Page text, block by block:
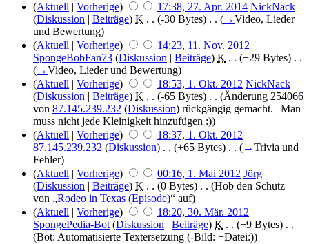
(Aktuell | Vorherige) 17:38, 27. Apr. 2014 NickNack
(Diskussion | Beiträge) K . . (-30 Bytes) ‎ . . (→Video, Lieder
und Bewertung)
(Aktuell | Vorherige)
14:23, 11. Nov. 2012
SpongeBobFan73 (Diskussion | Beiträge) K . . (+29 Bytes) ‎ . .
(→Video, Lieder und Bewertung)
(Aktuell | Vorherige) 18:53, 1. Okt. 2012 NickNack
(Diskussion | Beiträge) K . . (-65 Bytes) ‎ . . (Änderung 254066
von 87.145.239.232 (Diskussion) rückgängig gemacht. | Man
muss nicht jede Kleinigkeit hinzufügen :))
(Aktuell | Vorherige)
18:37, 1. Okt. 2012
87.145.239.232 (Diskussion) ‎ . . (+65 Bytes) ‎ . . (→Trivia und
Fehler)
(Aktuell | Vorherige) 00:16, 1. Mai 2012 Jörg
(Diskussion | Beiträge) K . . (0 Bytes) ‎ . . (Hob den Schutz
von „Rodeo in Texas (Episode)“ auf)
(Aktuell | Vorherige)
18:20, 30. Mär. 2012
SpongePedia-Bot (Diskussion | Beiträge) K . . (+9 Bytes) ‎ . .
(Bot: Automatisierte Textersetzung (-Bild: +Datei:))